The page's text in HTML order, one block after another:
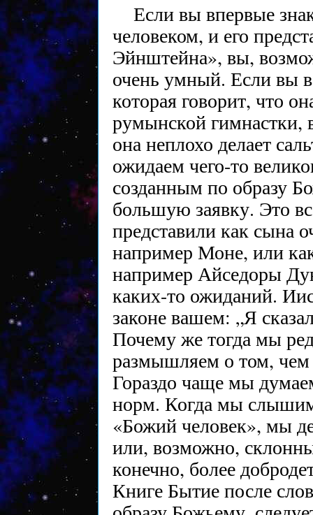
Если вы впервые
человеком, и его
Эйнштейна», вы,
очень умный. Если вы
которая говорит, что
румынской гимнастки,
она неплохо делает
ожидаем чего-то
созданным по образу
большую заявку. Это
представили как сына
например Моне, или
например Айседоры
каких-то ожиданий.
законе вашем: „Я
Почему же тогда мы
размышляем о том,
Гораздо чаще мы
норм. Когда мы
«Божий человек», мы
или, возможно,
конечно, более
Книге Бытие после